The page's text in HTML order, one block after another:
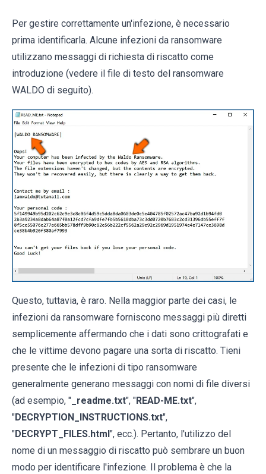
Per gestire correttamente un'infezione, è necessario
prima identificarla. Alcune infezioni da ransomware
utilizzano messaggi di richiesta di riscatto come
introduzione (vedere il file di testo del ransomware
WALDO di seguito).
Questo, tuttavia, è raro. Nella maggior parte dei casi, le
infezioni da ransomware forniscono messaggi più diretti
semplicemente affermando che i dati sono crittografati e
che le vittime devono pagare una sorta di riscatto. Tieni
presente che le infezioni di tipo ransomware
generalmente generano messaggi con nomi di file diversi
(ad esempio, " _readme.txt", "READ-ME.txt",
"DECRYPTION_INSTRUCTIONS.txt",
"DECRYPT_FILES.html ", ecc.). Pertanto, l'utilizzo del
nome di un messaggio di riscatto può sembrare un buon
modo per identificare l'infezione. Il problema è che la